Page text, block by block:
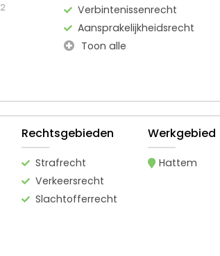
Verbintenissenrecht
Aansprakelijkheidsrecht
Toon alle
Rechtsgebieden
Strafrecht
Verkeersrecht
Slachtofferrecht
Werkgebied
Hattem